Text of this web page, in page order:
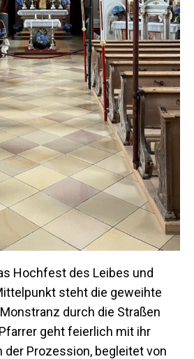
Hochfest des Leibes und
steht die geweihte
durch die Straßen
geht feierlich mit ihr
der Prozession, begleitet von